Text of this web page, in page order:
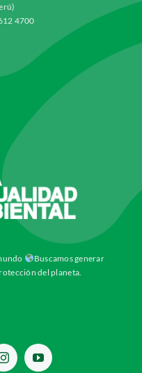
4700
Buscamos generar
del planeta.